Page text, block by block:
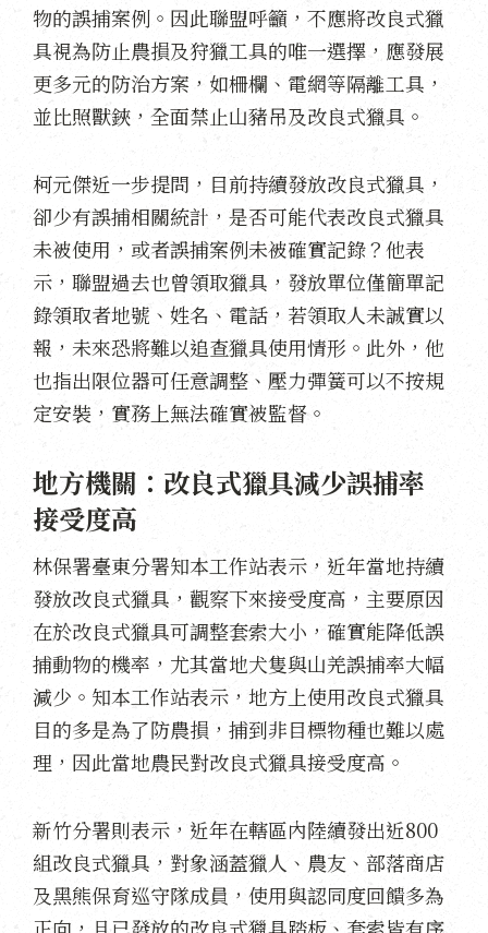
物的誤捕案例。因此聯盟呼籲，不應將改良式獵
具視為防止農損及狩獵工具的唯一選擇，應發展
更多元的防治方案，如柵欄、電網等隔離工具，
並比照獸鋏，全面禁止山豬吊及改良式獵具。
柯元傑近一步提問，目前持續發放改良式獵具，
卻少有誤捕相關統計，是否可能代表改良式獵具
未被使用，或者誤捕案例未被確實記錄？他表
示，聯盟過去也曾領取獵具，發放單位僅簡單記
錄領取者地號、姓名、電話，若領取人未誠實以
報，未來恐將難以追查獵具使用情形。 此外，他
也指出限位器可任意調整、壓力彈簧可以不按規
定安裝，實務上無法確實被監督。
地方機關：改良式獵具減少誤捕率
接受度高
林保署臺東分署知本工作站表示，近年當地持續
發放改良式獵具，觀察下來接受度高，主要原因
在於改良式獵具可調整套索大小，確實能降低誤
捕動物的機率，尤其當地犬隻與山羌誤捕率大幅
減少。知本工作站表示，地方上使用改良式獵具
目的多是為了防農損，捕到非目標物種也難以處
理，因此當地農民對改良式獵具接受度高。
新竹分署則表示，近年在轄區內陸續發出近800
組改良式獵具，對象涵蓋獵人、農友、部落商店
及黑熊保育巡守隊成員，使用與認同度回饋多為
正向，且已發放的改良式獵具踏板、套索皆有序